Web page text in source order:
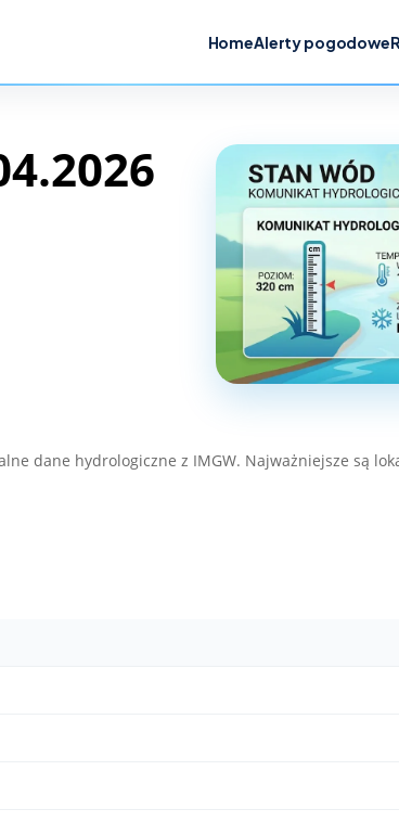
HomeAlerty pogodowe
dane hydrologiczne z IMGW. Najważniejsze są